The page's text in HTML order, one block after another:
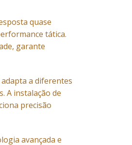
quase
tática.
garante
a diferentes
A instalação de
precisão
avançada e